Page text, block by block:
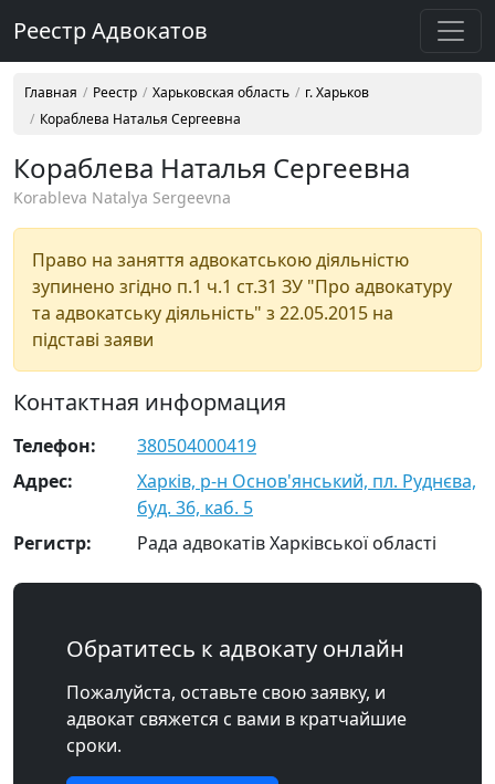
Реестр Адвокатов
Главная Реестр Харьковская область
г. Харьков
Кораблева Наталья Сергеевна
Кораблева Наталья Сергеевна
Korableva Natalya Sergeevna
Право на заняття адвокатською діяльністю
зупинено згідно п.1 ч.1 ст.31 ЗУ "Про адвокатуру
та адвокатську діяльність" з 22.05.2015 на
підставі заяви
Контактная информация
Телефон:
380504000419
Адрес:
Харків, р-н Основ'янський, пл. Руднєва,
буд. 36, каб. 5
Регистр:
Рада адвокатів Харківської області
Обратитесь к адвокату онлайн
Пожалуйста, оставьте свою заявку, и
адвокат свяжется с вами в кратчайшие
сроки.